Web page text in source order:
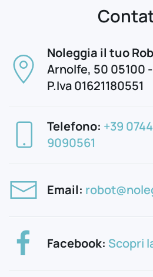
Noleggia il tuo
Arnolfe, 50 05100
P.Iva 01621180551
Telefono: +39
9090561
Email:
Facebook: Scopri